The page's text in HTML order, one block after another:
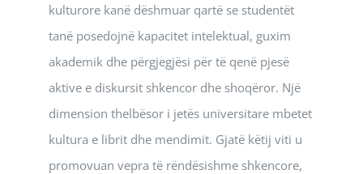
kulturore kanë dëshmuar qartë se studentët
tanë posedojnë kapacitet intelektual, guxim
akademik dhe përgjegjësi për të qenë pjesë
aktive e diskursit shkencor dhe shoqëror. Një
dimension thelbësor i jetës universitare mbetet
kultura e librit dhe mendimit. Gjatë këtij viti u
promovuan vepra të rëndësishme shkencore,